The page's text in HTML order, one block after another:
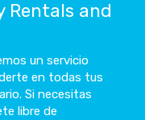
Rentals and
un servicio
en todas tus
Si necesitas
libre de